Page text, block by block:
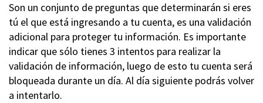
Son un conjunto de preguntas que determinarán si eres
tú el que está ingresando a tu cuenta, es una validación
adicional para proteger tu información. Es importante
indicar que sólo tienes 3 intentos para realizar la
validación de información, luego de esto tu cuenta será
bloqueada durante un día. Al día siguiente podrás volver
a intentarlo.